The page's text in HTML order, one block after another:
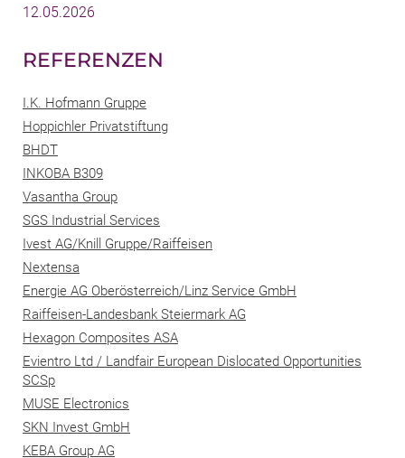
12.05.2026
REFERENZEN
I.K. Hofmann Gruppe
Hoppichler Privatstiftung
BHDT
INKOBA B309
Vasantha Group
SGS Industrial Services
Ivest AG/Knill Gruppe/Raiffeisen
Nextensa
Energie AG Oberösterreich/Linz Service GmbH
Raiffeisen-Landesbank Steiermark AG
Hexagon Composites ASA
Evientro Ltd / Landfair European Dislocated Opportunities
SCSp
MUSE Electronics
SKN Invest GmbH
KEBA Group AG